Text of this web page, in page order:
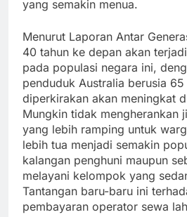
yang semakin menua.
Menurut Laporan Antar
40 tahun ke depan akan
pada populasi negara ini,
penduduk Australia berusia
diperkirakan akan meningkat
Mungkin tidak mengherankan
yang lebih ramping untuk
lebih tua menjadi semakin
kalangan penghuni maupun
melayani kelompok yang
Tantangan baru-baru ini
pembayaran operator sewa